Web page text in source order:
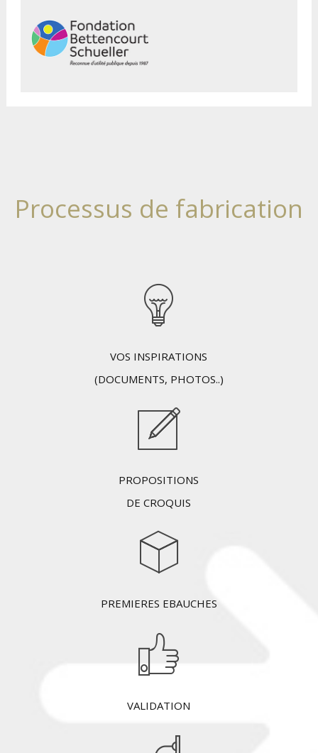
Processus de fabrication
VOS INSPIRATIONS
(DOCUMENTS, PHOTOS..)
PROPOSITIONS
DE CROQUIS
PREMIERES EBAUCHES
VALIDATION